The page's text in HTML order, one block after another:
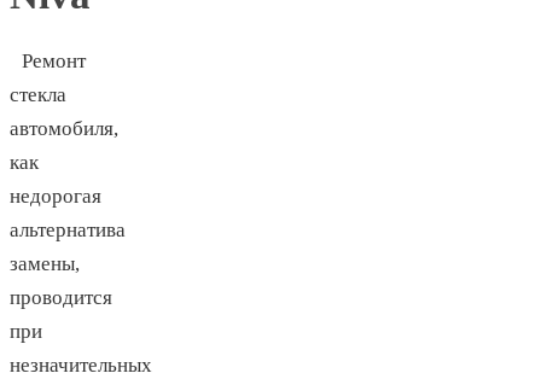
Ремонт
стекла
автомобиля,
как
недорогая
альтернатива
замены,
проводится
при
незначительных